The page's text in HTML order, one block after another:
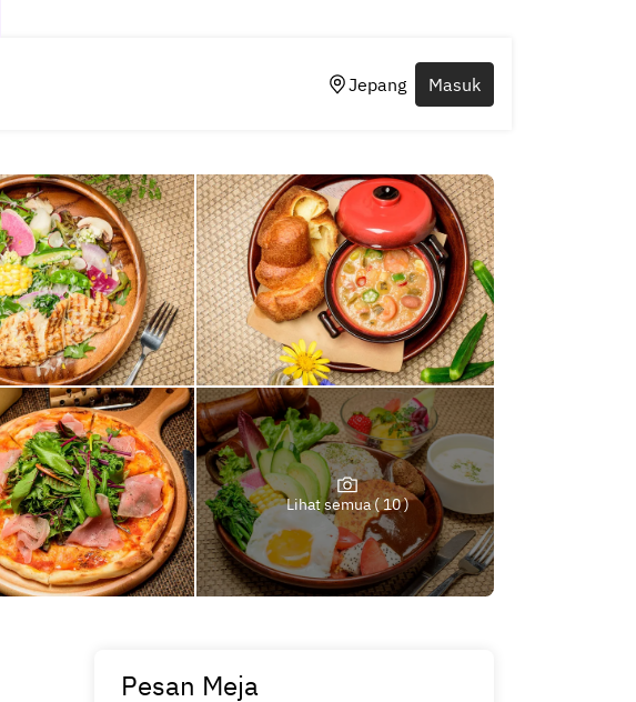
Jepang Masuk
Lihat semua ( 10 )
Pesan Meja